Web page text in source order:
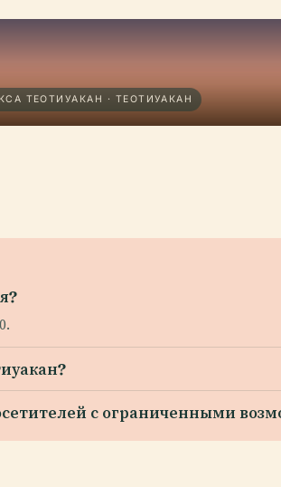
ТЕОТИУАКАН · ТЕОТИУАКАН
с ограниченными